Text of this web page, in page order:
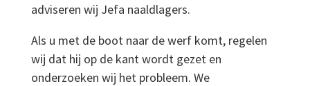
adviseren wij Jefa naaldlagers.
Als u met de boot naar de werf komt, regelen
wij dat hij op de kant wordt gezet en
onderzoeken wij het probleem. We